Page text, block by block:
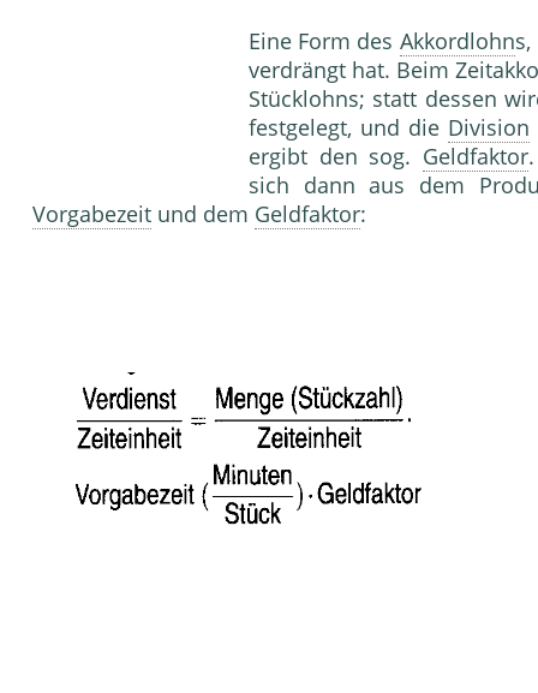
Eine Form des Akkordlohn
verdrängt hat. Beim
Stücklohns; statt dessen
festgelegt, und die Division
ergibt den sog. Geldfaktor
sich dann aus dem
Vorgabezeit und dem Geldfaktor: